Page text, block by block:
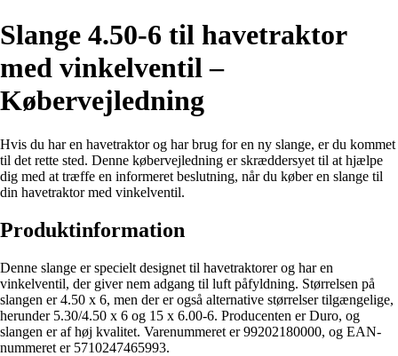
Slange 4.50-6 til havetraktor
med vinkelventil –
Købervejledning
Hvis du har en havetraktor og har brug for en ny slange, er du kommet
til det rette sted. Denne købervejledning er skræddersyet til at hjælpe
dig med at træffe en informeret beslutning, når du køber en slange til
din havetraktor med vinkelventil.
Produktinformation
Denne slange er specielt designet til havetraktorer og har en
vinkelventil, der giver nem adgang til luft påfyldning. Størrelsen på
slangen er 4.50 x 6, men der er også alternative størrelser tilgængelige,
herunder 5.30/4.50 x 6 og 15 x 6.00-6. Producenten er Duro, og
slangen er af høj kvalitet. Varenummeret er 99202180000, og EAN-
nummeret er 5710247465993.